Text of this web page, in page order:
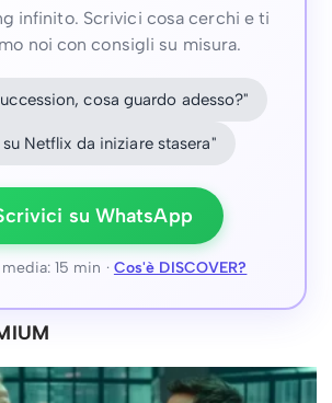
infinito. Scrivici cosa cerchi e ti
noi con consigli su misura.
cosa guardo adesso?"
Netflix da iniziare stasera"
su WhatsApp
15 min · Cos'è DISCOVER?